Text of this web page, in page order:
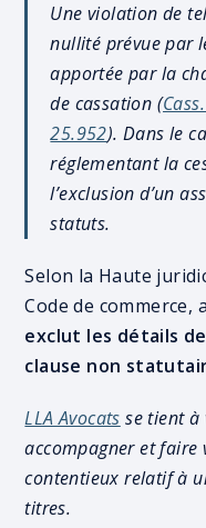
Une violation de
nullité prévue par
apportée par la
de cassation (
25.952). Dans le
réglementant la
l’exclusion d’un
statuts.
Selon la Haute
Code de commerce,
exclut les détails
clause non
LLA Avocats se tient à
accompagner et faire
contentieux relatif à
titres.